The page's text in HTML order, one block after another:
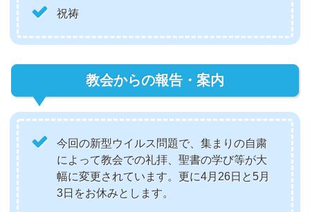
祝祷
教会からの報告・案内
今回の新型ウイルス問題で、集まりの自粛
によって教会での礼拝、聖書の学び等が大
幅に変更されています。更に4月26日と5月
3日をお休みとします。